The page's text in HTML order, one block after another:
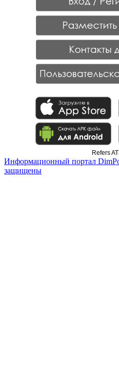
Refers
Информационный портал
защищены